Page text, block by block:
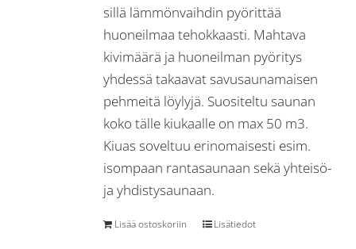
sillä lämmönvaihdin pyörittää
huoneilmaa tehokkaasti. Mahtava
kivimäärä ja huoneilman pyöritys
yhdessä takaavat savusaunamaisen
pehmeitä löylyjä. Suositeltu saunan
koko tälle kiukaalle on max 50 m3.
Kiuas soveltuu erinomaisesti esim.
isompaan rantasaunaan sekä yhteisö-
ja yhdistysaunaan.
Lisää ostoskoriin Lisätiedot